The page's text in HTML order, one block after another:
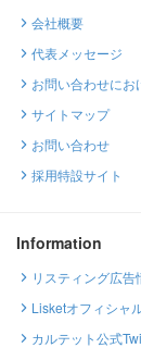
会社概要
代表メッセージ
お問い合わせに
サイトマップ
お問い合わせ
採用特設サイト
Information
リスティング広告
Lisketオフィシャ
カルテット公式